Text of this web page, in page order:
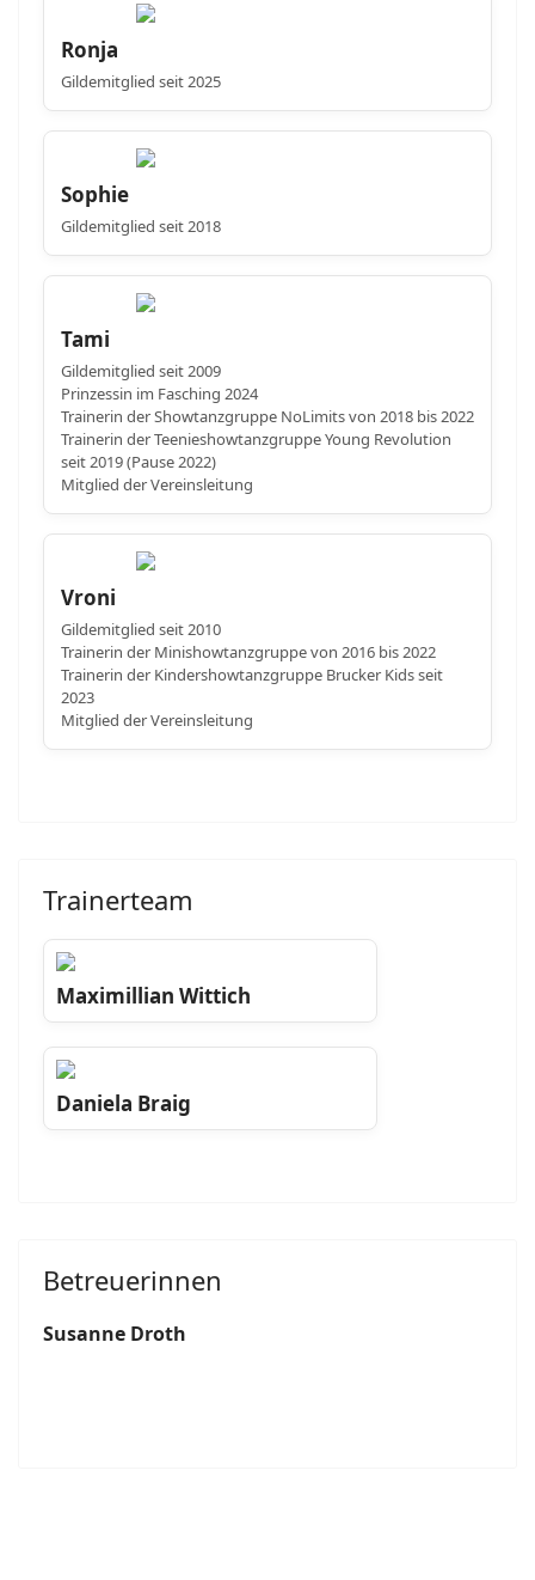
Ronja
Gildemitglied seit 2025
Sophie
Gildemitglied seit 2018
Tami
Gildemitglied seit 2009
Prinzessin im Fasching 2024
Trainerin der Showtanzgruppe NoLimits von 2018 bis 2022
Trainerin der Teenieshowtanzgruppe Young Revolution
seit 2019 (Pause 2022)
Mitglied der Vereinsleitung
Vroni
Gildemitglied seit 2010
Trainerin der Minishowtanzgruppe von 2016 bis 2022
Trainerin der Kindershowtanzgruppe Brucker Kids seit
2023
Mitglied der Vereinsleitung
Trainerteam
Maximillian Wittich
Daniela Braig
Betreuerinnen
Susanne Droth